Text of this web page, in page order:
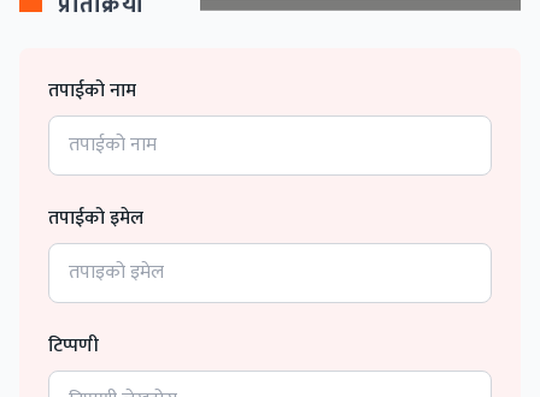
तपाईको नाम
तपाईको इमेल
टिप्पणी